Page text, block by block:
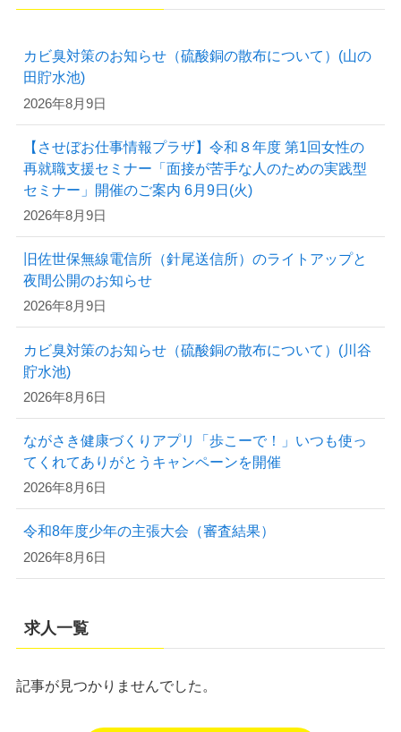
カビ臭対策のお知らせ（硫酸銅の散布について）(山の
田貯水池)
2026年8月9日
【させぼお仕事情報プラザ】令和８年度 第1回女性の
再就職支援セミナー「面接が苦手な人のための実践型
セミナー」開催のご案内 6月9日(火)
2026年8月9日
旧佐世保無線電信所（針尾送信所）のライトアップと
夜間公開のお知らせ
2026年8月9日
カビ臭対策のお知らせ（硫酸銅の散布について）(川谷
貯水池)
2026年8月6日
ながさき健康づくりアプリ「歩こーで！」いつも使っ
てくれてありがとうキャンペーンを開催
2026年8月6日
令和8年度少年の主張大会（審査結果）
2026年8月6日
求人一覧
記事が見つかりませんでした。